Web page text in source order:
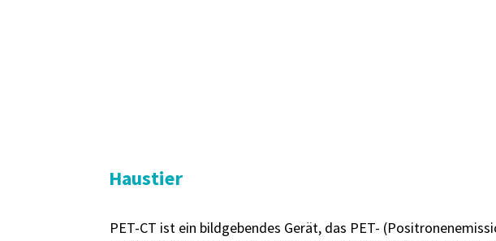
Haustier
PET-CT ist ein bildgebendes Gerät, das PET-